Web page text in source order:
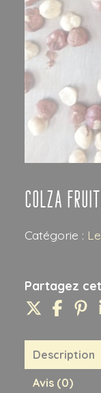
Colza
Catégorie :
Partagez
Description
Avis (0)